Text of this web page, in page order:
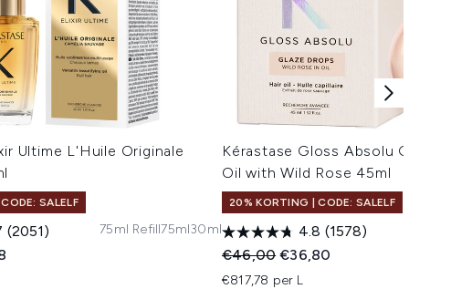
Ultime L'Huile Originale
SALELF
(2051)
Retail Price:
prijs:
75ml Refill75ml30ml
Kérastase Gloss Absolu Glaze
Oil with Wild Rose 45ml
20% KORTING | CODE: SALELF
4.8 (1578)
Recommended Retail Price:
€46,00Huidige prijs:
€36,80
€817,78 per L